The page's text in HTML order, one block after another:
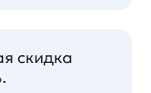
скидка